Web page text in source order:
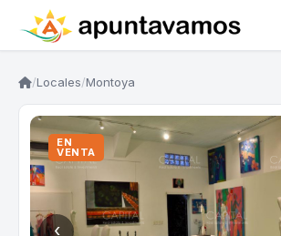
/Locales/Montoya
‹
EN
VENTA